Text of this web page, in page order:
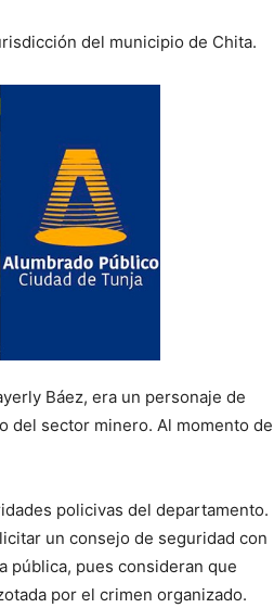
del municipio de Chita.
Báez, era un personaje de
del sector minero. Al momento de
policivas del departamento.
un consejo de seguridad con
pública, pues consideran que
por el crimen organizado.